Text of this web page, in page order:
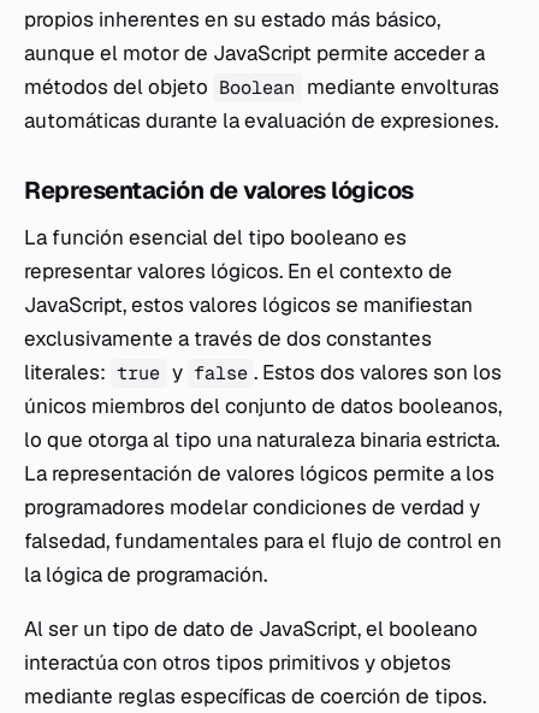
propios inherentes en su estado más básico,
aunque el motor de JavaScript permite acceder a
métodos del objeto Boolean mediante envolturas
automáticas durante la evaluación de expresiones.
Representación de valores lógicos
La función esencial del tipo booleano es
representar valores lógicos. En el contexto de
JavaScript, estos valores lógicos se manifiestan
exclusivamente a través de dos constantes
literales: true y false . Estos dos valores son los
únicos miembros del conjunto de datos booleanos,
lo que otorga al tipo una naturaleza binaria estricta.
La representación de valores lógicos permite a los
programadores modelar condiciones de verdad y
falsedad, fundamentales para el flujo de control en
la lógica de programación.
Al ser un tipo de dato de JavaScript, el booleano
interactúa con otros tipos primitivos y objetos
mediante reglas específicas de coerción de tipos.